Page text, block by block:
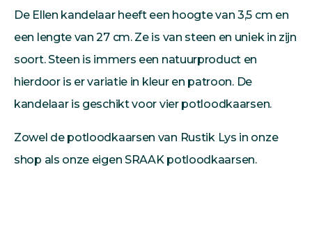
De Ellen kandelaar heeft een hoogte van 3,5 cm en
een lengte van 27 cm. Ze is van steen en uniek in zijn
soort. Steen is immers een natuurproduct en
hierdoor is er variatie in kleur en patroon. De
kandelaar is geschikt voor vier potloodkaarsen.
Zowel de potloodkaarsen van Rustik Lys in onze
shop als onze eigen SRAAK potloodkaarsen.